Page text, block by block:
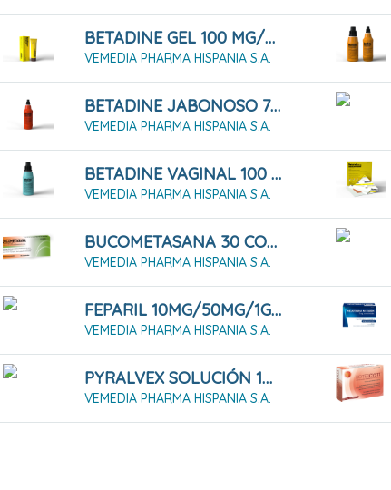
BETADINE GEL 100 MG/G GEL 30 G
VEMEDIA PHARMA HISPANIA S.A.
BETADINE JABONOSO 75 MG/ML SOLUCIÓN CUTÁNEA 500 ML
VEMEDIA PHARMA HISPANIA S.A.
BETADINE VAGINAL 100 MG/ML SOLUCIÓN VAGINAL 125 ML
VEMEDIA PHARMA HISPANIA S.A.
BUCOMETASANA 30 COMPRIMIDOS
VEMEDIA PHARMA HISPANIA S.A.
FEPARIL 10MG/50MG/1G GEL 40G
VEMEDIA PHARMA HISPANIA S.A.
PYRALVEX SOLUCIÓN 10 ML
VEMEDIA PHARMA HISPANIA S.A.